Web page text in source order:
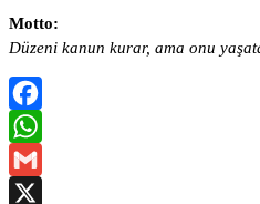
Motto:
Düzeni kanun kurar, ama onu
Facebook
WhatsApp
Gmail